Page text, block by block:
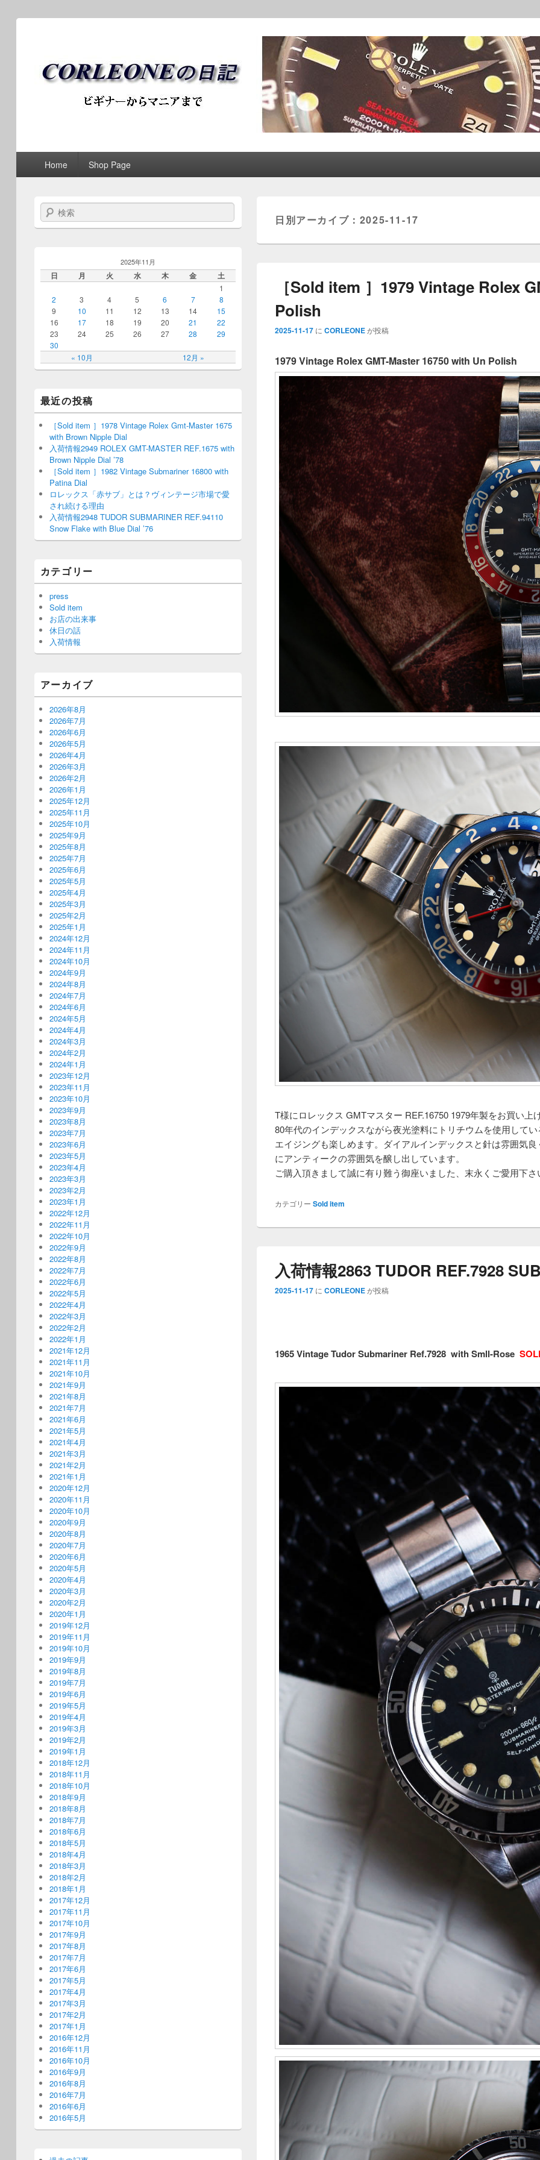
ブログ / アンティークロレックス│CORLEONE
第1メニュー第1メニューのコンテンツまでスキップ
第2メニューのコンテンツまでスキップ
Home Shop Page
日別アーカイブ： 2025-11-17
［Sold item ］1979 Vintage Rolex
Polish
2025-11-17 に CORLEONEが投稿
1979 Vintage Rolex GMT-Master 16750 with Un Polish
T様にロレックス GMTマスター REF.16750 1979年製をお買い上
80年代のインデックスながら夜光塗料にトリチウムを使用して
エイジングも楽しめます。ダイアルインデックスと針は雰囲気
にアンティークの雰囲気を醸し出しています。
ご購入頂きまして誠に有り難う御座いました、末永くご愛用下さ
カテゴリー Sold item
入荷情報2863 TUDOR REF.7928
2025-11-17 に CORLEONEが投稿
1965 Vintage Tudor Submariner Ref.7928 with Smll-Rose
検索
2025年11月
日 月 火 水 木 金 土
« 10月 12月 »
1
2
3 4 5 6 7
8
9
10 11 12 13 14
15
16
17 18 19 20 21
22
23
24 25 26 27 28
29
30
最近の投稿
［Sold item ］1978 Vintage Rolex Gmt-Master 1675
with Brown Nipple Dial
入荷情報2949 ROLEX GMT-MASTER REF.1675 with
Brown Nipple Dial ’78
［Sold item ］1982 Vintage Submariner 16800 with
Patina Dial
ロレックス「赤サブ」とは？ヴィンテージ市場で愛
され続ける理由
入荷情報2948 TUDOR SUBMARINER REF.94110
Snow Flake with Blue Dial ’76
カテゴリー
press
Sold item
お店の出来事
休日の話
入荷情報
アーカイブ
2026年8月
2026年7月
2026年6月
2026年5月
2026年4月
2026年3月
2026年2月
2026年1月
2025年12月
2025年11月
2025年10月
2025年9月
2025年8月
2025年7月
2025年6月
2025年5月
2025年4月
2025年3月
2025年2月
2025年1月
2024年12月
2024年11月
2024年10月
2024年9月
2024年8月
2024年7月
2024年6月
2024年5月
2024年4月
2024年3月
2024年2月
2024年1月
2023年12月
2023年11月
2023年10月
2023年9月
2023年8月
2023年7月
2023年6月
2023年5月
2023年4月
2023年3月
2023年2月
2023年1月
2022年12月
2022年11月
2022年10月
2022年9月
2022年8月
2022年7月
2022年6月
2022年5月
2022年4月
2022年3月
2022年2月
2022年1月
2021年12月
2021年11月
2021年10月
2021年9月
2021年8月
2021年7月
2021年6月
2021年5月
2021年4月
2021年3月
2021年2月
2021年1月
2020年12月
2020年11月
2020年10月
2020年9月
2020年8月
2020年7月
2020年6月
2020年5月
2020年4月
2020年3月
2020年2月
2020年1月
2019年12月
2019年11月
2019年10月
2019年9月
2019年8月
2019年7月
2019年6月
2019年5月
2019年4月
2019年3月
2019年2月
2019年1月
2018年12月
2018年11月
2018年10月
2018年9月
2018年8月
2018年7月
2018年6月
2018年5月
2018年4月
2018年3月
2018年2月
2018年1月
2017年12月
2017年11月
2017年10月
2017年9月
2017年8月
2017年7月
2017年6月
2017年5月
2017年4月
2017年3月
2017年2月
2017年1月
2016年12月
2016年11月
2016年10月
2016年9月
2016年8月
2016年7月
2016年6月
2016年5月